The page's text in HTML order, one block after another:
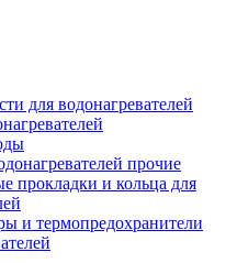
для водонагревателей
прочие
прокладки и кольца для
и термопредохранители